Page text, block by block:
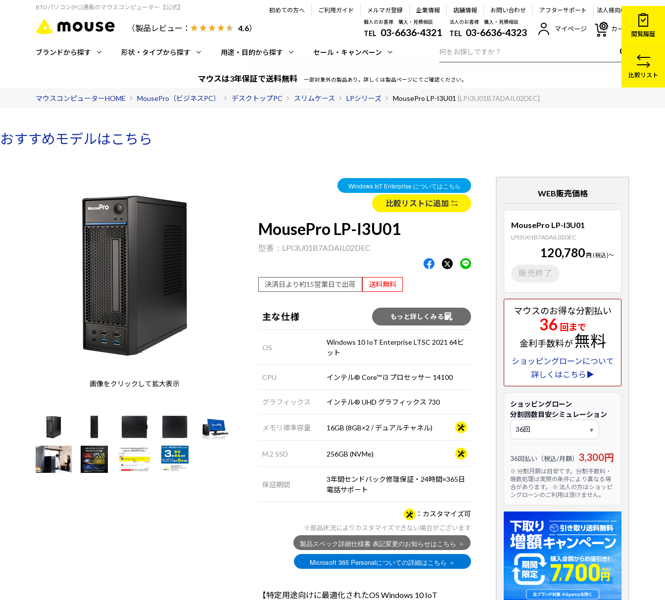
BTOパソコン(PC)通販のマウスコンピューター【公式】
（製品レビュー： 4.6）
初めての方へ ご利用ガイド メルマガ登録 企業情報 店舗情報 お問い合わせ アフターサポート 法人様向け
個人のお客様 購入・見積相談
TEL 03-6636-4321
法人のお客様 購入・見積相談
TEL 03-6636-4323 マイページ カート
ブランドから探す 形状・タイプから探す 用途・目的から探す セール・キャンペーン
マウスは3年保証で送料無料 一部対象外の製品あり。詳しくは製品ページにてご確認ください。
マウスコンピューターHOME MousePro（ビジネスPC） デスクトップPC スリムケース LPシリーズ MousePro LP-I3U01 [LPI3U01B7ADAIL02DEC]
おすすめモデルはこちら
画像をクリックして拡大表示
比較リストに追加
MousePro LP-I3U01
LPI3U01B7ADAIL02DEC
決済日より約15営業日で出荷 送料無料
主な仕様 もっと詳しくみる
OS
Windows 10 IoT Enterprise LTSC 2021 64ビ
ット
CPU インテル® Core™ i3 プロセッサー 14100
グラフィックス インテル® UHD グラフィックス 730
メモリ標準容量 16GB (8GB×2 / デュアルチャネル)
M.2 SSD 256GB (NVMe)
保証期間
3年間センドバック修理保証・24時間×365日
電話サポート
カスタマイズ可
※部品状況によりカスタマイズできない場合がございます
【特定用途向けに最適化されたOS Windows 10 IoT
WEB販売価格
MousePro LP-I3U01
LPI3U01B7ADAIL02DEC
120,780 円 (税込)～
販売終了
マウスのお得な分割払い
36 回まで
金利手数料が無料
ショッピングローンについて
詳しくはこちら▶
ショッピングローン
分割回数目安シミュレーション
36回払い（税込/月額） 3,300円
※ 分割月額は目安です。分割手数料・
端数処理は実際の条件により異なる場
合があります。 ※ 法人の方はショッピ
ングローンのご利用は頂けません。
閲覧履歴
比較リスト